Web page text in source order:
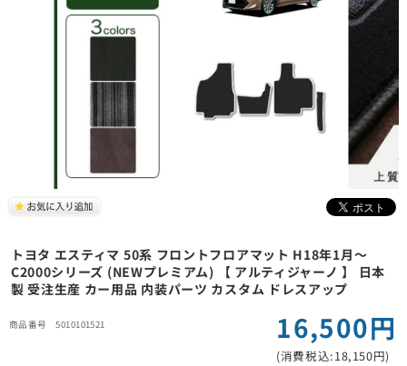
トヨタ エスティマ 50系 フロントフロアマット H18年1月～
C2000シリーズ (NEWプレミアム) 【 アルティジャーノ 】 日本
製 受注生産 カー用品 内装パーツ カスタム ドレスアップ
5010101521 16,500円
(消費税込:18,150円)